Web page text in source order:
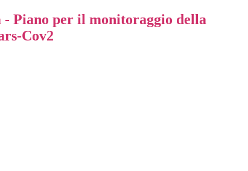
- Piano per il monitoraggio della
Cov2